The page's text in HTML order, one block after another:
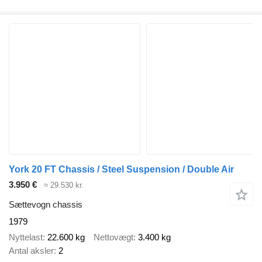
York 20 FT Chassis / Steel Suspension / Double Air
3.950 €
≈ 29.530 kr.
Sættevogn chassis
1979
Nyttelast 22.600 kg Nettovægt 3.400 kg
Antal aksler 2